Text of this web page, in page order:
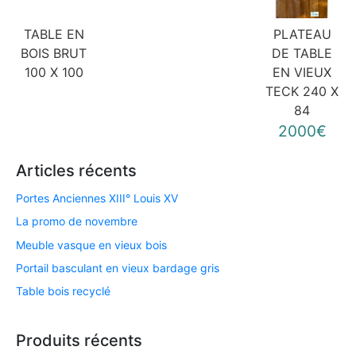
TABLE EN
BOIS BRUT
100 X 100
PLATEAU
DE TABLE
EN VIEUX
TECK 240 X
84
2000€
Articles récents
Portes Anciennes XIII° Louis XV
La promo de novembre
Meuble vasque en vieux bois
Portail basculant en vieux bardage gris
Table bois recyclé
Produits récents